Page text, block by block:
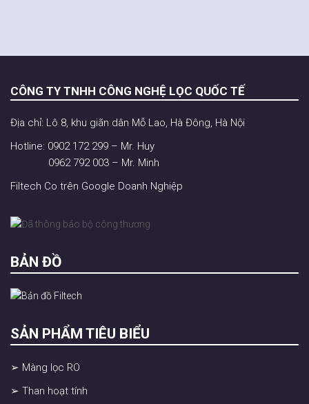
CÔNG TY TNHH CÔNG NGHỆ LỌC QUỐC TẾ
Địa chỉ: Lô 8, khu giãn dân Mỗ Lao, Hà Đông, Hà Nội
Hotline: 0902 172 299 – Mr. Huy
0962 792 003 – Mr. Minh
Filtech Co trên Google Doanh Nghiệp
BẢN ĐỒ
SẢN PHẨM TIÊU BIỂU
➢ Màng lọc RO
➢ Than hoạt tính